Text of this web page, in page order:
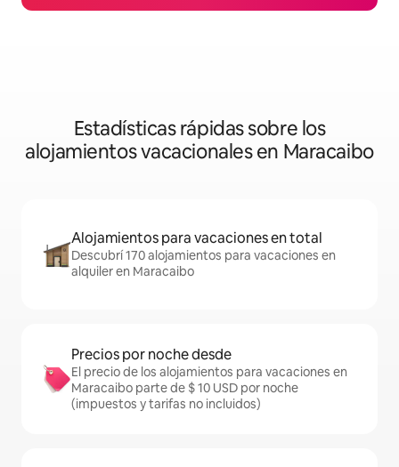
Estadísticas rápidas sobre los
alojamientos vacacionales en Maracaibo
Alojamientos para vacaciones en total
Descubrí 170 alojamientos para vacaciones en
alquiler en Maracaibo
Precios por noche desde
El precio de los alojamientos para vacaciones en
Maracaibo parte de $ 10 USD por noche
(impuestos y tarifas no incluidos)